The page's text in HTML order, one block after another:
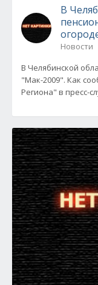
В
Новости
В Челябинской
"Мак-2009". Как
Региона" в пресс-